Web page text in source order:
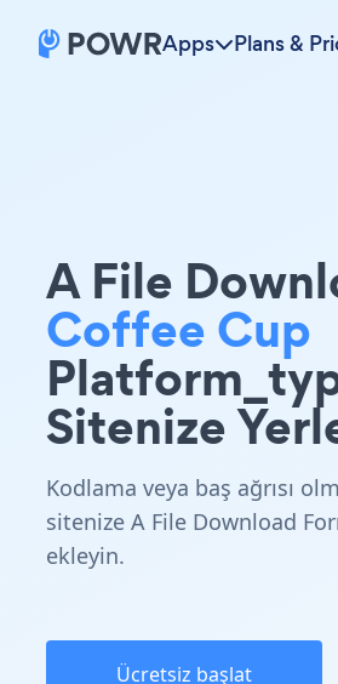
Apps Plans &
A File
Coffee Cup
Sitenize
Kodlama veya baş ağrısı
sitenize A File Download
ekleyin.
Ücretsiz başlat